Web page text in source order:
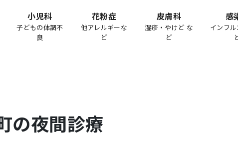
小児科
子どもの体調不
良
花粉症
他アレルギーな
ど
皮膚科
湿疹・やけど な
ど
感
インフ
の夜間診療